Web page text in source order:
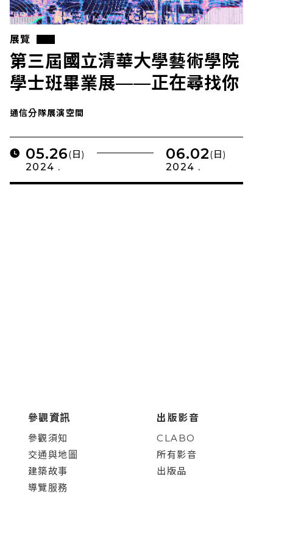
展覽
第三屆國立清華大學藝術學院
學士班畢業展——正在尋找你
的位置…
通信分隊展演空間
05.26(日)
2024 .
06.02(日)
2024 .
參觀資訊
參觀須知
交通與地圖
建築故事
導覽服務
出版影音
CLABO
所有影音
出版品